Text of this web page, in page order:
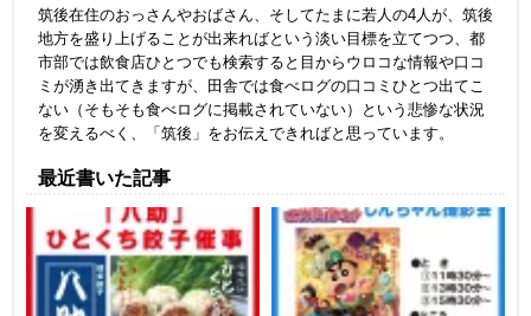
筑後在住のおっさんやおばさん、そしてたまに若人の4人が、筑後
地方を盛り上げることが出来ればという淡い目標を立てつつ、都
市部では飲食店ひとつでも検索すると目からウロコな情報や口コ
ミが湧き出てきますが、田舎では食べログの口コミひとつ出てこ
ない（そもそも食べログに掲載されていない）という悲惨な状況
を変えるべく、「筑後」をお伝えできればと思っています。
最近書いた記事